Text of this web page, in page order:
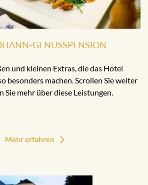
GENUSSPENSION
und kleinen Extras, die das Hotel
besonders machen. Scrollen Sie weiter
Sie mehr über diese Leistungen.
Mehr erfahren